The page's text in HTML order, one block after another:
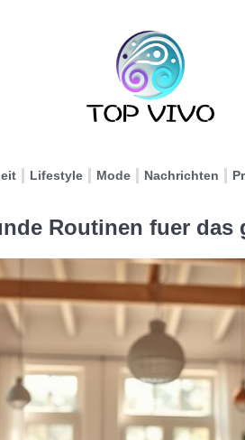
Lifestyle Mode Nachrichten
Routinen fuer das